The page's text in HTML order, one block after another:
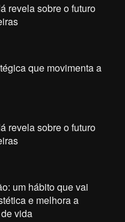
revela sobre o futuro
que movimenta a
revela sobre o futuro
um hábito que vai
e melhora a
vida